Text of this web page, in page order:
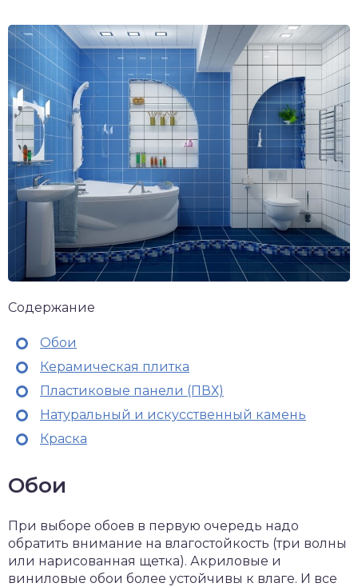
Содержание
Обои
Керамическая плитка
Пластиковые панели (ПВХ)
Натуральный и искусственный камень
Краска
Обои
При выборе обоев в первую очередь надо
обратить внимание на влагостойкость (три волны
или нарисованная щетка). Акриловые и
виниловые обои более устойчивы к влаге. И все